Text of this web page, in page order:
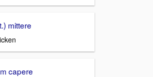
mittere
capere